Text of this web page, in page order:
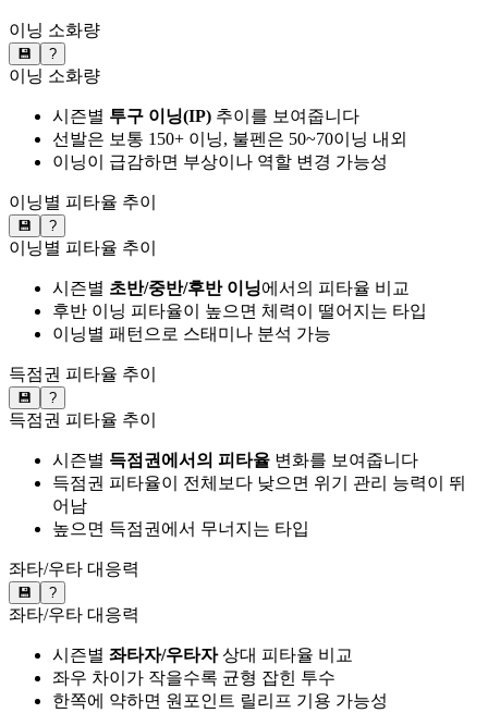
이닝 소화량
💾 ?
이닝 소화량
시즌별 투구 이닝(IP) 추이를 보여줍니다
선발은 보통 150+ 이닝, 불펜은 50~70이닝 내외
이닝이 급감하면 부상이나 역할 변경 가능성
이닝별 피타율 추이
💾 ?
이닝별 피타율 추이
시즌별 초반/중반/후반 이닝에서의 피타율 비교
후반 이닝 피타율이 높으면 체력이 떨어지는 타입
이닝별 패턴으로 스태미나 분석 가능
득점권 피타율 추이
💾 ?
득점권 피타율 추이
시즌별 득점권에서의 피타율 변화를 보여줍니다
득점권 피타율이 전체보다 낮으면 위기 관리 능력이 뛰
어남
높으면 득점권에서 무너지는 타입
좌타/우타 대응력
💾 ?
좌타/우타 대응력
시즌별 좌타자/우타자상대 피타율 비교
좌우 차이가 작을수록 균형 잡힌 투수
한쪽에 약하면 원포인트 릴리프 기용 가능성